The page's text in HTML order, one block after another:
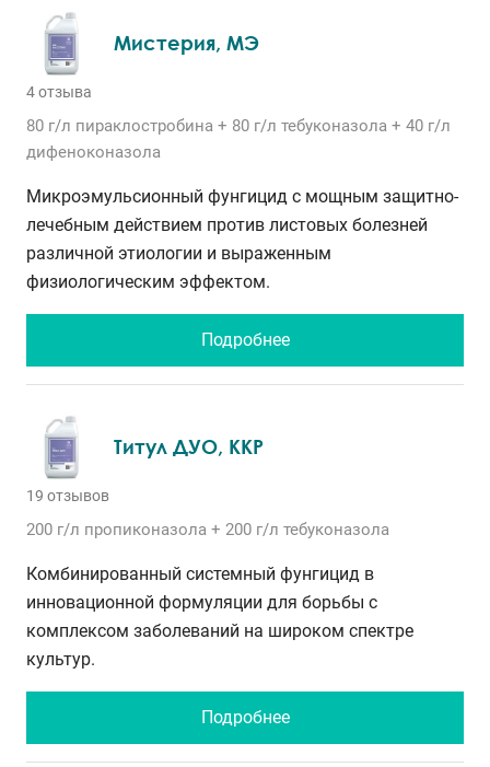
Мистерия, МЭ
4 отзыва
80 г/л пираклостробина + 80 г/л тебуконазола + 40 г/л
дифеноконазола
Микроэмульсионный фунгицид с мощным защитно-
лечебным действием против листовых болезней
различной этиологии и выраженным
физиологическим эффектом.
Подробнее
Титул ДУО, ККР
19 отзывов
200 г/л пропиконазола + 200 г/л тебуконазола
Комбинированный системный фунгицид в
инновационной формуляции для борьбы с
комплексом заболеваний на широком спектре
культур.
Подробнее